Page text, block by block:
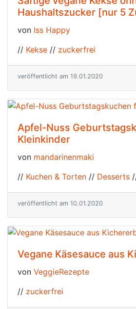
Haushaltszucker [nur 5
von Iss Happy
// Kekse // zuckerfrei
veröffentlicht am 19.01.2020
Apfel-Nuss
Kleinkinder
von mandarinenmaki
// Kuchen & Torten // Desserts
veröffentlicht am 10.01.2020
Vegane Käsesauce aus
von VeggieRezepte
// zuckerfrei